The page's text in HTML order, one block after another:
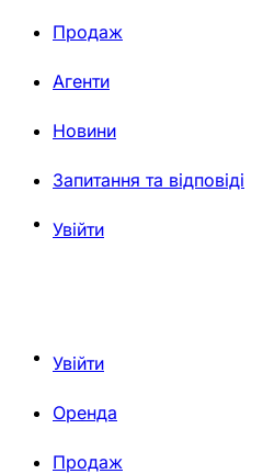
Продаж
Агенти
Новини
Запитання та відповіді
Увійти
Увійти
Оренда
Продаж